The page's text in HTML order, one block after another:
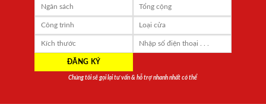
Chúng tôi sẽ gọi lại tư vấn & hỗ trợ nhanh nhất có thể